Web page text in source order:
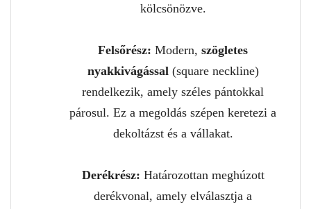
kölcsönözve.
Felsőrész: Modern, szögletes
nyakkivágással(square neckline)
rendelkezik, amely széles pántokkal
párosul. Ez a megoldás szépen keretezi a
dekoltázst és a vállakat.
Derékrész: Határozottan meghúzott
derékvonal, amely elválasztja a